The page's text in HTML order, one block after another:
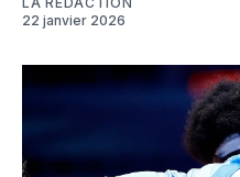
22 janvier 2026